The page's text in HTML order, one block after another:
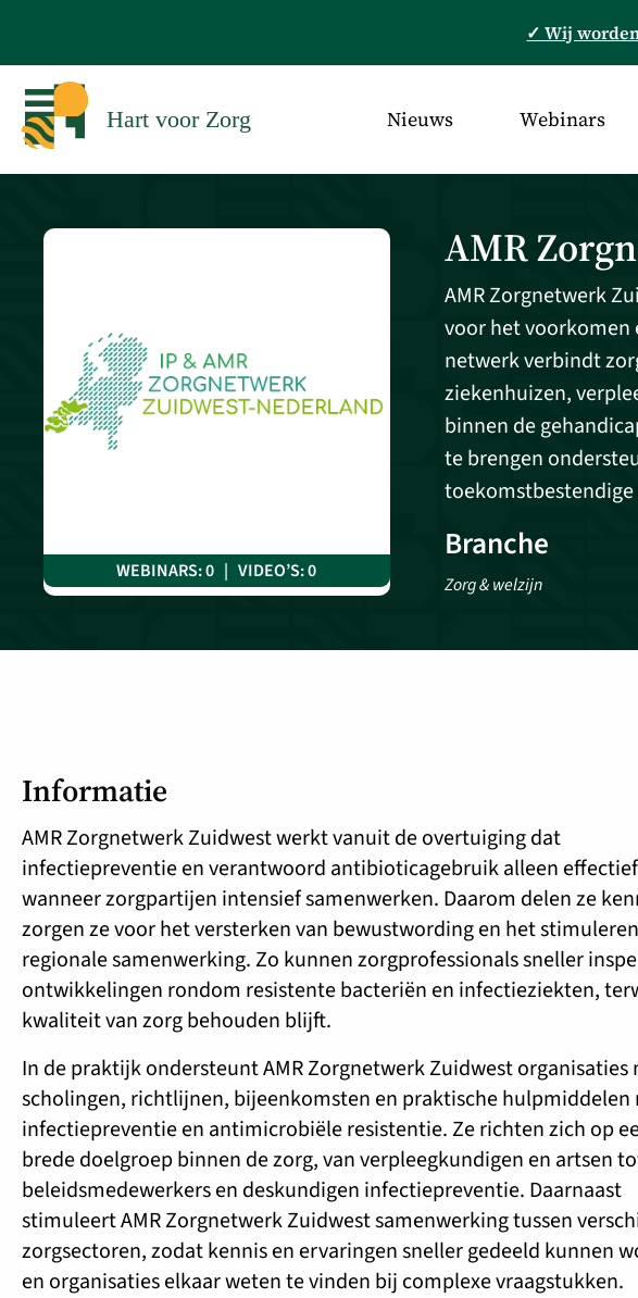
✓ Wij
Hart voor Zorg Nieuws Webinars
WEBINARS: 0 | VIDEO’S: 0
AMR
AMR Zorgnetwerk
voor het voorkomen
netwerk verbindt
ziekenhuizen,
binnen de
te brengen
toekomstbestendige
Branche
Zorg & welzijn
Informatie
AMR Zorgnetwerk Zuidwest werkt vanuit de overtuiging dat
infectiepreventie en verantwoord antibioticagebruik alleen
wanneer zorgpartijen intensief samenwerken. Daarom delen ze
zorgen ze voor het versterken van bewustwording en het
regionale samenwerking. Zo kunnen zorgprofessionals sneller
ontwikkelingen rondom resistente bacteriën en infectieziekten,
kwaliteit van zorg behouden blijft.
In de praktijk ondersteunt AMR Zorgnetwerk Zuidwest organisaties
scholingen, richtlijnen, bijeenkomsten en praktische hulpmiddelen
infectiepreventie en antimicrobiële resistentie. Ze richten zich op
brede doelgroep binnen de zorg, van verpleegkundigen en artsen
beleidsmedewerkers en deskundigen infectiepreventie. Daarnaast
stimuleert AMR Zorgnetwerk Zuidwest samenwerking tussen
zorgsectoren, zodat kennis en ervaringen sneller gedeeld kunnen
en organisaties elkaar weten te vinden bij complexe vraagstukken.